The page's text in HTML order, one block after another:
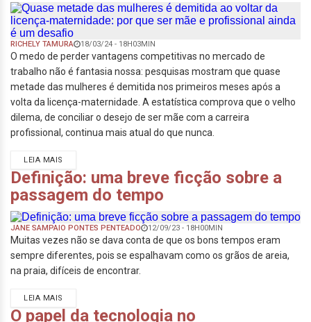
RICHELY TAMURA 18/03/24 - 18H03MIN
O medo de perder vantagens competitivas no mercado de
trabalho não é fantasia nossa: pesquisas mostram que quase
metade das mulheres é demitida nos primeiros meses após a
volta da licença-maternidade. A estatística comprova que o velho
dilema, de conciliar o desejo de ser mãe com a carreira
profissional, continua mais atual do que nunca.
LEIA MAIS
Definição: uma breve ficção sobre a
passagem do tempo
JANE SAMPAIO PONTES PENTEADO 12/09/23 - 18H00MIN
Muitas vezes não se dava conta de que os bons tempos eram
sempre diferentes, pois se espalhavam como os grãos de areia,
na praia, difíceis de encontrar.
LEIA MAIS
O papel da tecnologia no